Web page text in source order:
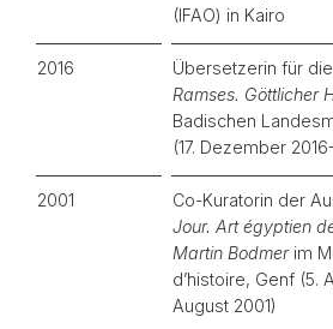
(IFAO) in Kairo
2016
Übersetzerin für
Ramses. Göttlicher
Badischen
(17. Dezember
2001 Co-Kuratorin der
Jour. Art égyptien
Martin Bodmerim
d’histoire, Genf (5.
August 2001)